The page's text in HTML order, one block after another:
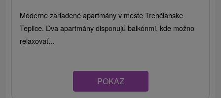
Moderne zariadené apartmány v meste Trenčianske
Teplice. Dva apartmány disponujú balkónmi, kde možno
relaxovať...
POKAZ